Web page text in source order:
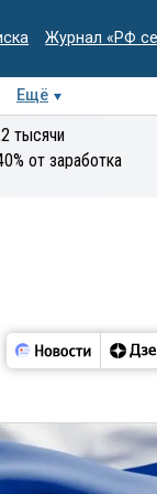
Журнал «РФ
Ещё
тысячи
от заработка